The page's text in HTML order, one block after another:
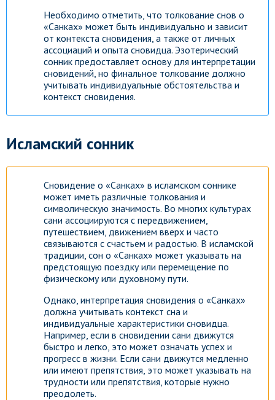
Необходимо отметить, что толкование снов о
«Санках» может быть индивидуально и зависит
от контекста сновидения, а также от личных
ассоциаций и опыта сновидца. Эзотерический
сонник предоставляет основу для интерпретации
сновидений, но финальное толкование должно
учитывать индивидуальные обстоятельства и
контекст сновидения.
Исламский сонник
Сновидение о «Санках» в исламском соннике
может иметь различные толкования и
символическую значимость. Во многих культурах
сани ассоциируются с передвижением,
путешествием, движением вверх и часто
связываются с счастьем и радостью. В исламской
традиции, сон о «Санках» может указывать на
предстоящую поездку или перемещение по
физическому или духовному пути.
Однако, интерпретация сновидения о «Санках»
должна учитывать контекст сна и
индивидуальные характеристики сновидца.
Например, если в сновидении сани движутся
быстро и легко, это может означать успех и
прогресс в жизни. Если сани движутся медленно
или имеют препятствия, это может указывать на
трудности или препятствия, которые нужно
преодолеть.